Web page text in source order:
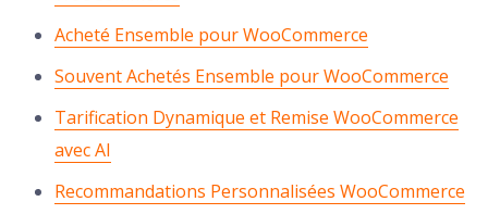
Acheté Ensemble pour WooCommerce
Souvent Achetés Ensemble pour WooCommerce
Tarification Dynamique et Remise WooCommerce
avec AI
Recommandations Personnalisées WooCommerce